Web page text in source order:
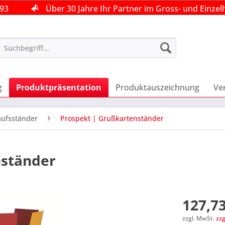
Über 30 Jahre Ihr Partner im Gross- und
Über 30 Jahre Ihr Partner im Gross- und
Produktpräsentation Produktauszeichnung
Prospekt | Grußkartenständer
zzgl. MwSt.
Über 30 Jahre Ihr Partner im Gross- und